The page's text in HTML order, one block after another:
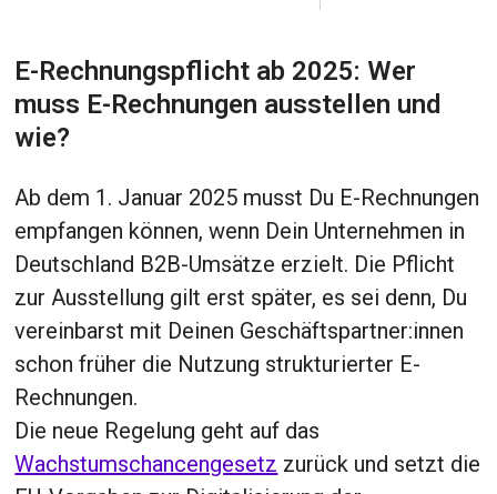
E-Rechnungspflicht ab 2025: Wer
muss E-Rechnungen ausstellen und
wie?
Ab dem 1. Januar 2025 musst Du E-Rechnungen
empfangen können, wenn Dein Unternehmen in
Deutschland B2B-Umsätze erzielt. Die Pflicht
zur Ausstellung gilt erst später, es sei denn, Du
vereinbarst mit Deinen Geschäftspartner:innen
schon früher die Nutzung strukturierter E-
Rechnungen.
Die neue Regelung geht auf das
Wachstumschancengesetz zurück und setzt die